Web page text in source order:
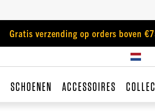
Gratis verzending op orders boven
SCHOENEN ACCESSOIRES